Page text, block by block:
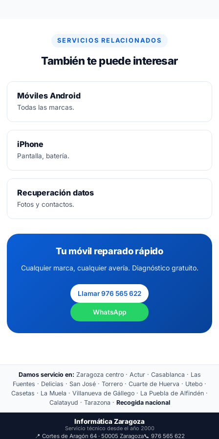
SERVICIOS RELACIONADOS
También te puede interesar
Móviles Android
Todas las marcas.
iPhone
Pantalla, batería.
Recuperación datos
Fotos y contactos.
Tu móvil reparado rápido
Cualquier marca, cualquier avería. Diagnóstico gratuito.
Llamar 976 565 622
WhatsApp
Damos servicio en: Zaragoza centro · Actur · Casablanca · Las
Fuentes · Delicias · San José · Torrero · Cuarte de Huerva · Utebo ·
Casetas · La Muela · Villanueva de Gállego · La Puebla de Alfindén ·
Calatayud · Tarazona · Recogida nacional
Informática Zaragoza
Servicio técnico desde el año 2000
📍 Cortes de Aragón 64 · 50005 Zaragoza📞 976 565 622